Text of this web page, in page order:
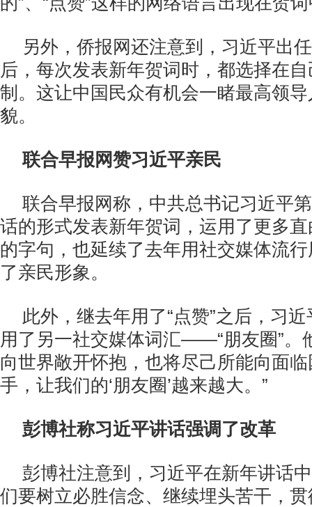
另外，侨报网还注意到，习近平出
后，每次发表新年贺词时，都选择在
制。这让中国民众有机会一睹最高领
貌。
联合早报网赞习近平亲民
联合早报网称，中共总书记习近平
话的形式发表新年贺词，运用了更多
的字句，也延续了去年用社交媒体流
了亲民形象。
此外，继去年用了“点赞”之后，习
用了另一社交媒体词汇——“朋友圈”。
向世界敞开怀抱，也将尽己所能向面
手，让我们的‘朋友圈’越来越大。”
彭博社称习近平讲话强调了改革
彭博社注意到，习近平在新年讲话
们要树立必胜信念、继续埋头苦干，